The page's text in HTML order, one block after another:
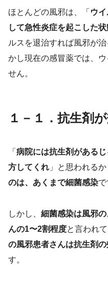
ほとんどの⾵邪は、「 ウ
して急性炎症を起こした
ルスを退治すれば風邪が
かし現在の感冒薬では、
せん。
１－１．抗生剤
「 病院には抗生剤がある
方してくれ 」と思われる
のは、あくまで細菌感染で
しかし、 細菌感染は風邪
んの1〜2割程度と言われ
の風邪患者さんは抗生剤
す。